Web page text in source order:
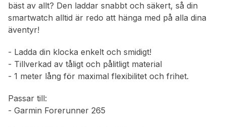
bäst av allt? Den laddar snabbt och säkert, så din
smartwatch alltid är redo att hänga med på alla dina
äventyr!
- Ladda din klocka enkelt och smidigt!
- Tillverkad av tåligt och pålitligt material
- 1 meter lång för maximal flexibilitet och frihet.
Passar till:
- Garmin Forerunner 265